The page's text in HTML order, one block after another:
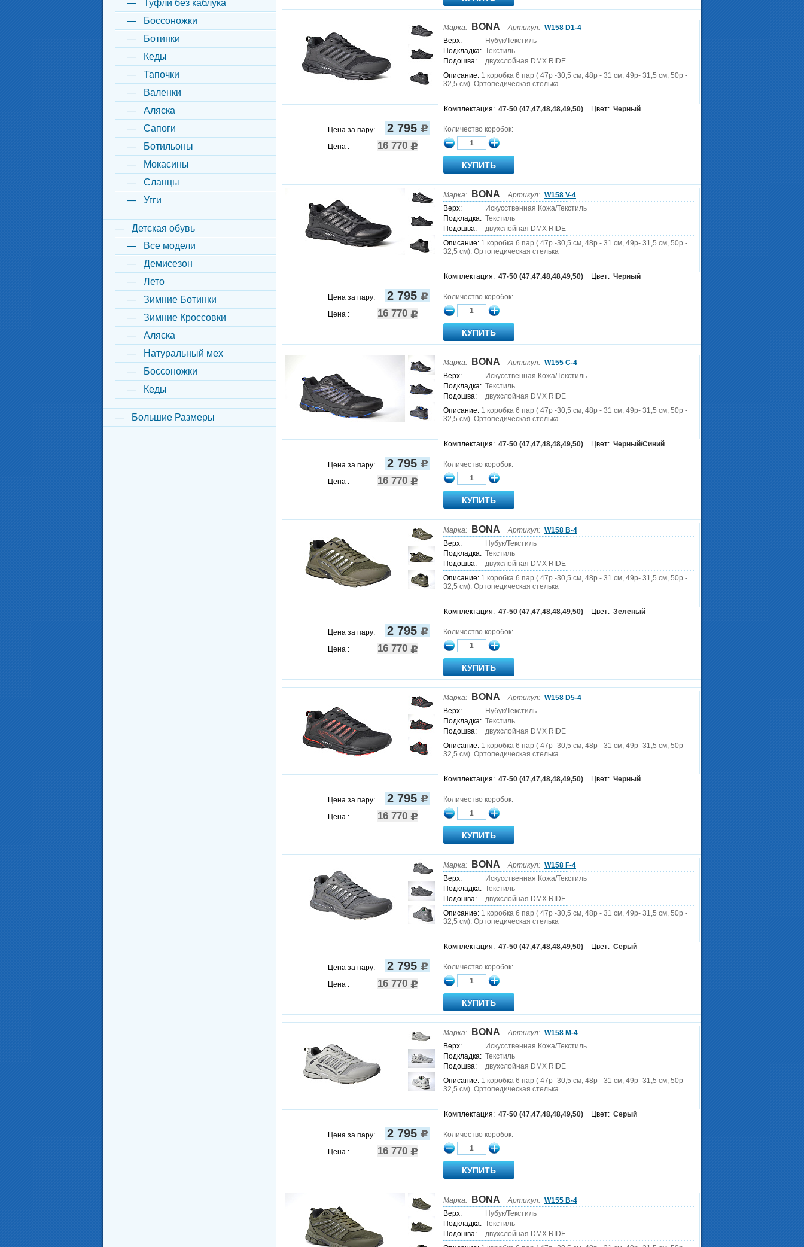
Марка: BONA Артикул: W158 D1-4
Верх:
Нубук/Текстиль
Подкладка: Текстиль
Подошва:
двухслойная DMX RIDE
Описание: 1 коробка 6 пар ( 47р -30,5 см, 48р - 31 см, 49р- 31,5 см, 50р -
32,5 см). Ортопедическая стелька
Комплектация: 47-50 (47,47,48,48,49,50) Цвет: Черный
Цена за пару: 2 795
Цена : 16 770
Количество коробок:
Марка: BONA Артикул: W158 V-4
Верх:
Искусственная Кожа/Текстиль
Подкладка: Текстиль
Подошва:
двухслойная DMX RIDE
Описание: 1 коробка 6 пар ( 47р -30,5 см, 48р - 31 см, 49р- 31,5 см, 50р -
32,5 см). Ортопедическая стелька
Комплектация: 47-50 (47,47,48,48,49,50) Цвет: Черный
Цена за пару: 2 795
Цена : 16 770
Количество коробок:
Марка: BONA Артикул: W155 C-4
Верх:
Искусственная Кожа/Текстиль
Подкладка: Текстиль
Подошва:
двухслойная DMX RIDE
Описание: 1 коробка 6 пар ( 47р -30,5 см, 48р - 31 см, 49р- 31,5 см, 50р -
32,5 см). Ортопедическая стелька
Комплектация: 47-50 (47,47,48,48,49,50) Цвет: Черный/Синий
Цена за пару: 2 795
Цена : 16 770
Количество коробок:
Марка: BONA Артикул: W158 B-4
Верх:
Нубук/Текстиль
Подкладка: Текстиль
Подошва:
двухслойная DMX RIDE
Описание: 1 коробка 6 пар ( 47р -30,5 см, 48р - 31 см, 49р- 31,5 см, 50р -
32,5 см). Ортопедическая стелька
Комплектация: 47-50 (47,47,48,48,49,50) Цвет: Зеленый
Цена за пару: 2 795
Цена : 16 770
Количество коробок:
Марка: BONA Артикул: W158 D5-4
Верх:
Нубук/Текстиль
Подкладка: Текстиль
Подошва:
двухслойная DMX RIDE
Описание: 1 коробка 6 пар ( 47р -30,5 см, 48р - 31 см, 49р- 31,5 см, 50р -
32,5 см). Ортопедическая стелька
Комплектация: 47-50 (47,47,48,48,49,50) Цвет: Черный
Цена за пару: 2 795
Цена : 16 770
Количество коробок:
Марка: BONA Артикул: W158 F-4
Верх:
Искусственная Кожа/Текстиль
Подкладка: Текстиль
Подошва:
двухслойная DMX RIDE
Описание: 1 коробка 6 пар ( 47р -30,5 см, 48р - 31 см, 49р- 31,5 см, 50р -
32,5 см). Ортопедическая стелька
Комплектация: 47-50 (47,47,48,48,49,50) Цвет: Серый
Цена за пару: 2 795
Цена : 16 770
Количество коробок:
Марка: BONA Артикул: W158 M-4
Верх:
Искусственная Кожа/Текстиль
Подкладка: Текстиль
Подошва:
двухслойная DMX RIDE
Описание: 1 коробка 6 пар ( 47р -30,5 см, 48р - 31 см, 49р- 31,5 см, 50р -
32,5 см). Ортопедическая стелька
Комплектация: 47-50 (47,47,48,48,49,50) Цвет: Серый
Цена за пару: 2 795
Цена : 16 770
Количество коробок:
Марка: BONA Артикул: W155 B-4
Верх:
Нубук/Текстиль
Подкладка: Текстиль
Подошва:
двухслойная DMX RIDE
Туфли без каблука
Боссоножки
Ботинки
Кеды
Тапочки
Валенки
Аляска
Сапоги
Ботильоны
Мокасины
Сланцы
Угги
Детская обувь
Все модели
Демисезон
Лето
Зимние Ботинки
Зимние Кроссовки
Аляска
Натуральный мех
Боссоножки
Кеды
Большие Размеры